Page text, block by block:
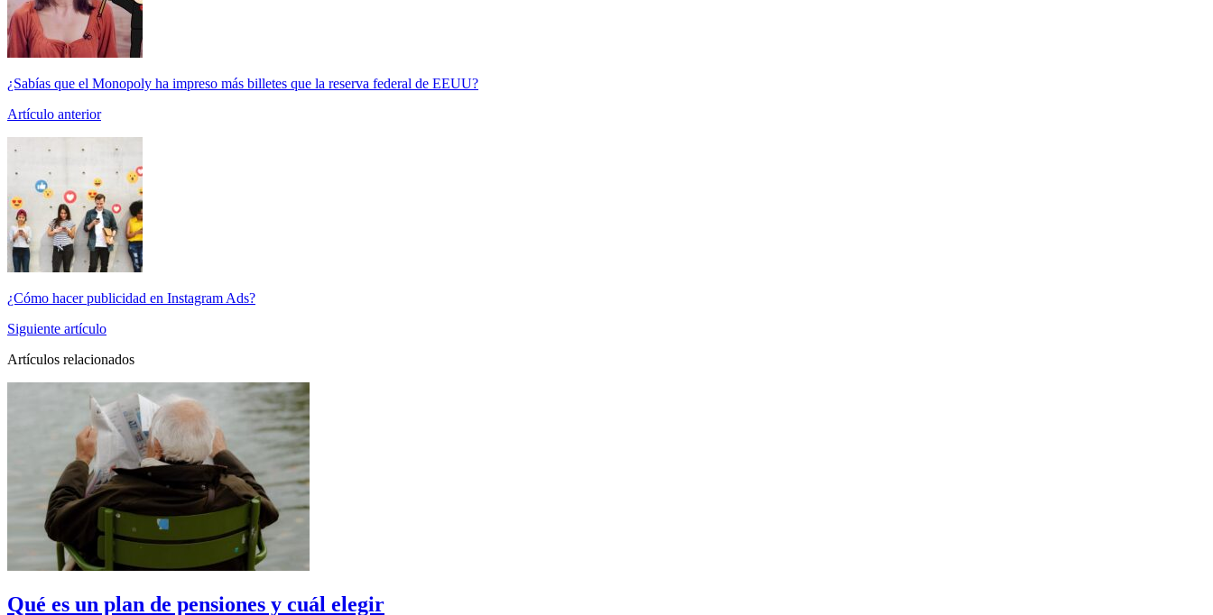
¿Sabías que el Monopoly ha impreso más billetes que la reserva federal de EEUU?
Artículo anterior
¿Cómo hacer publicidad en Instagram Ads?
Siguiente artículo
Artículos relacionados
Qué es un plan de pensiones y cuál elegir